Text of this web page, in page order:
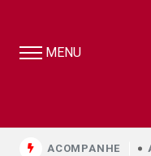
MENU
ACOMPANHE